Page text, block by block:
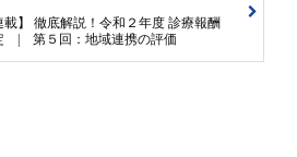
載】 徹底解説！令和２年度 診療報酬
| 第５回：地域連携の評価